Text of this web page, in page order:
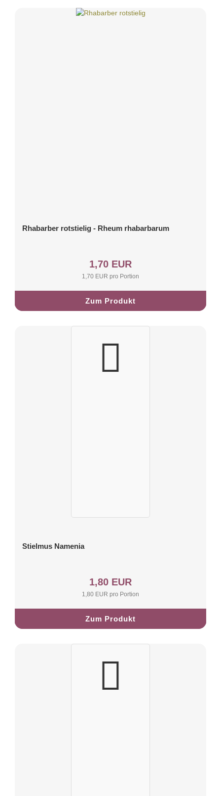
Rhabarber rotstielig - Rheum rhabarbarum
1,70 EUR
1,70 EUR pro Portion
Zum Produkt
Stielmus Namenia
1,80 EUR
1,80 EUR pro Portion
Zum Produkt